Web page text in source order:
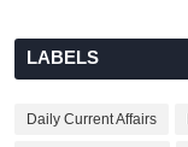
LABELS
Daily Current Affairs